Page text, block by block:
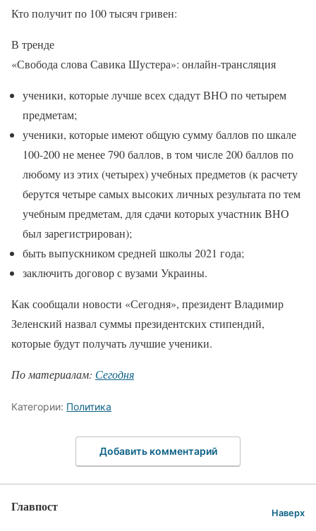
Кто получит по 100 тысяч гривен:
В тренде
«Свобода слова Савика Шустера»: онлайн-трансляция
ученики, которые лучше всех сдадут ВНО по четырем
предметам;
ученики, которые имеют общую сумму баллов по шкале
100-200 не менее 790 баллов, в том числе 200 баллов по
любому из этих (четырех) учебных предметов (к расчету
берутся четыре самых высоких личных результата по тем
учебным предметам, для сдачи которых участник ВНО
был зарегистрирован);
быть выпускником средней школы 2021 года;
заключить договор с вузами Украины.
Как сообщали новости «Сегодня», президент Владимир
Зеленский назвал суммы президентских стипендий,
которые будут получать лучшие ученики.
По материалам: Сегодня
Категории: Политика
Добавить комментарий
Главпост Наверх